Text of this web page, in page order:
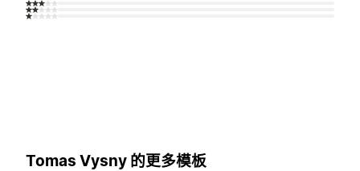
Tomas Vysny 的更多模板